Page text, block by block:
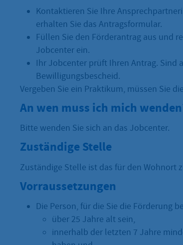
Kontaktieren Sie Ihre
erhalten Sie das Antragsformular.
Füllen Sie den Förderantrag aus und
Jobcenter ein.
Ihr Jobcenter prüft Ihren Antrag. Sind
Bewilligungsbescheid.
Vergeben Sie ein Praktikum, müssen Sie
An wen muss ich mich
Bitte wenden Sie sich an das Jobcenter.
Zuständige Stelle
Zuständige Stelle ist das für den Wohnort
Vorraussetzungen
Die Person, für die Sie die Förderung
über 25 Jahre alt sein,
innerhalb der letzten 7 Jahre